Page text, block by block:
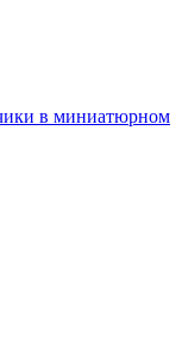
в миниатюрном